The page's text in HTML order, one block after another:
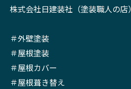
株式会社日建装社（塗装職人の店）
＃外壁塗装
＃屋根塗装
＃屋根カバー
＃屋根葺き替え